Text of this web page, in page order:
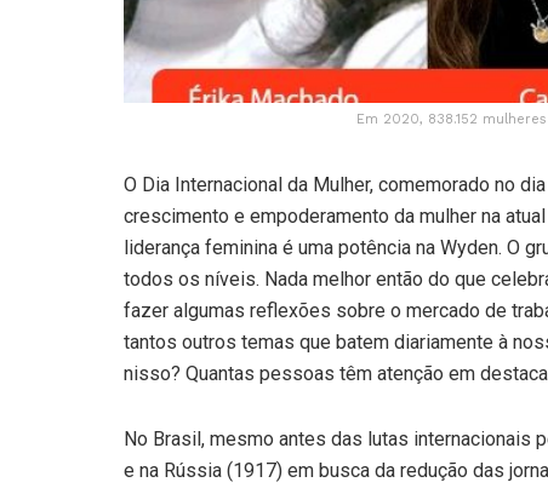
Em 2020, 838.152
O Dia Internacional da Mulher, comemorado no
crescimento e empoderamento da mulher na
liderança feminina é uma potência na Wyden. O
todos os níveis. Nada melhor então do que
fazer algumas reflexões sobre o mercado de
tantos outros temas que batem diariamente à
nisso? Quantas pessoas têm atenção em
No Brasil, mesmo antes das lutas internacionais
e na Rússia (1917) em busca da redução das